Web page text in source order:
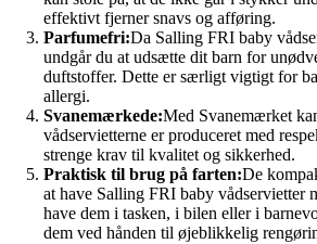
effektivt fjerner snavs og afføring.
Parfumefri:Da Salling FRI baby
undgår du at udsætte dit barn for
duftstoffer. Dette er særligt vigtigt for
allergi.
Svanemærkede:Med Svanemærket
vådservietterne er produceret med
strenge krav til kvalitet og sikkerhed.
Praktisk til brug på farten:De
at have Salling FRI baby vådservietter
have dem i tasken, i bilen eller i
dem ved hånden til øjeblikkelig